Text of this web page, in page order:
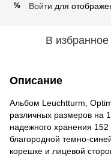
% Войти для
В избранное
Описание
Альбом Leuchtturm,
различных размеров на
надежного хранения
благородной темно-
корешке и лицевой